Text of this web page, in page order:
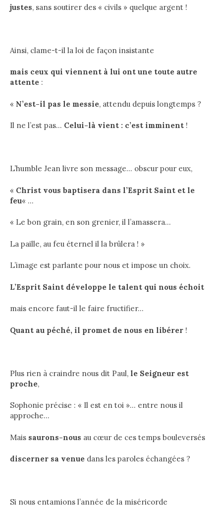
justes, sans soutirer des « civils » quelque argent !
Ainsi, clame-t-il la loi de façon insistante
mais ceux qui viennent à lui ont une toute autre
attente :
« N’est-il pas le messie, attendu depuis longtemps ?
Il ne l’est pas… Celui-là vient : c’est imminent !
L’humble Jean livre son message… obscur pour eux,
« Christ vous baptisera dans l’Esprit Saint et le
feu« …
« Le bon grain, en son grenier, il l’amassera…
La paille, au feu éternel il la brûlera ! »
L’image est parlante pour nous et impose un choix.
L’Esprit Saint développe le talent qui nous échoit
mais encore faut-il le faire fructifier…
Quant au péché, il promet de nous en libérer !
Plus rien à craindre nous dit Paul, le Seigneur est
proche,
Sophonie précise : « Il est en toi »… entre nous il
approche…
Mais saurons-nous au cœur de ces temps bouleversés
discerner sa venue dans les paroles échangées ?
Si nous entamions l’année de la miséricorde